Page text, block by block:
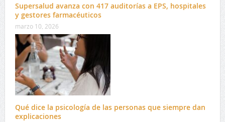
Supersalud avanza con 417 auditorías a EPS, hospitales
y gestores farmacéuticos
marzo 10, 2026
Qué dice la psicología de las personas que siempre dan
explicaciones